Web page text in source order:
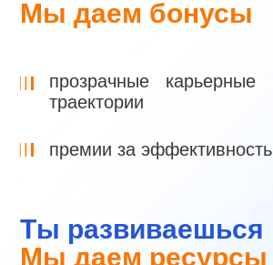
Ты развиваешься
Мы даем ресурсы
Мы даем бонусы
прозрачные карьерные
траектории
премии за эффективность